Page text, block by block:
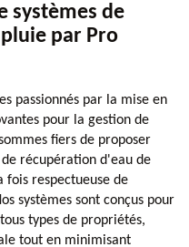
systèmes de
par Pro
passionnés par la mise en
pour la gestion de
fiers de proposer
récupération d'eau de
fois respectueuse de
systèmes sont conçus pour
types de propriétés,
tout en minimisant